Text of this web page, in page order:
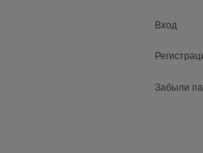
Вход
Забыли